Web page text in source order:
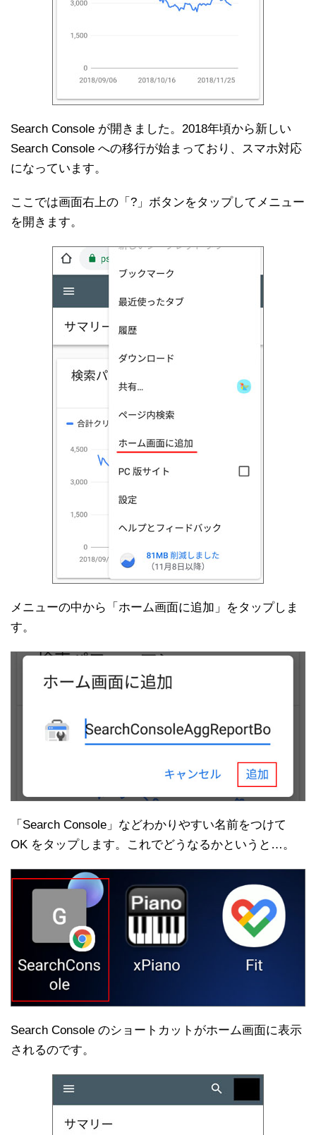
Search Console が開きました。2018年頃から新しい
Search Console への移行が始まっており、スマホ対応
になっています。
ここでは画面右上の「?」ボタンをタップしてメニュー
を開きます。
メニューの中から「ホーム画面に追加」をタップしま
す。
「Search Console」などわかりやすい名前をつけて
OK をタップします。これでどうなるかというと…。
Search Console のショートカットがホーム画面に表示
されるのです。